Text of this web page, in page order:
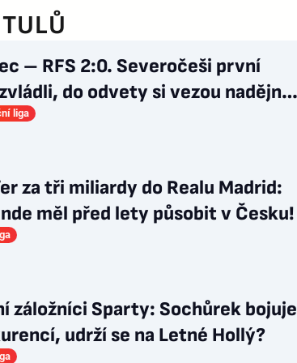
– RFS 2:0. Severočeši první
do odvety si vezou nadějný
liga
za tři miliardy do Realu Madrid:
měl před lety působit v Česku!
záložníci Sparty: Sochůrek bojuje
udrží se na Letné Hollý?